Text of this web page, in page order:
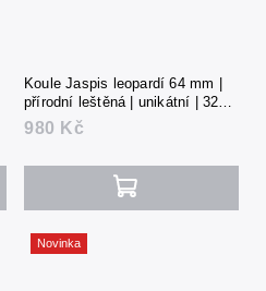
Koule Jaspis leopardí 64 mm |
přírodní leštěná | unikátní | 326 g
| Mexiko
980 Kč
Novinka